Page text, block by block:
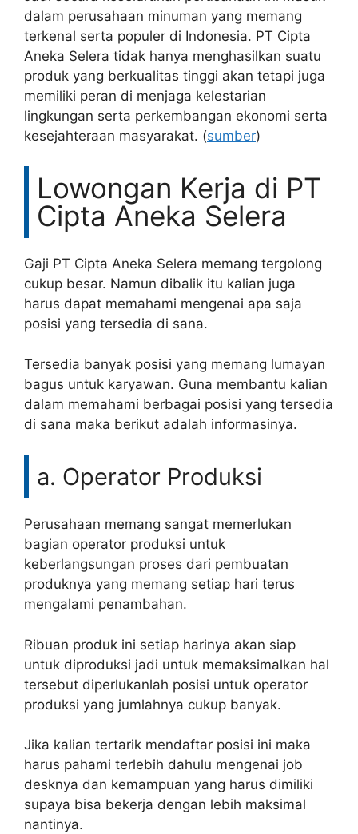
dalam perusahaan minuman yang memang
terkenal serta populer di Indonesia. PT Cipta
Aneka Selera tidak hanya menghasilkan suatu
produk yang berkualitas tinggi akan tetapi juga
memiliki peran di menjaga kelestarian
lingkungan serta perkembangan ekonomi serta
kesejahteraan masyarakat. (sumber)
Lowongan Kerja di PT
Cipta Aneka Selera
Gaji PT Cipta Aneka Selera memang tergolong
cukup besar. Namun dibalik itu kalian juga
harus dapat memahami mengenai apa saja
posisi yang tersedia di sana.
Tersedia banyak posisi yang memang lumayan
bagus untuk karyawan. Guna membantu kalian
dalam memahami berbagai posisi yang tersedia
di sana maka berikut adalah informasinya.
a. Operator Produksi
Perusahaan memang sangat memerlukan
bagian operator produksi untuk
keberlangsungan proses dari pembuatan
produknya yang memang setiap hari terus
mengalami penambahan.
Ribuan produk ini setiap harinya akan siap
untuk diproduksi jadi untuk memaksimalkan hal
tersebut diperlukanlah posisi untuk operator
produksi yang jumlahnya cukup banyak.
Jika kalian tertarik mendaftar posisi ini maka
harus pahami terlebih dahulu mengenai job
desknya dan kemampuan yang harus dimiliki
supaya bisa bekerja dengan lebih maksimal
nantinya.